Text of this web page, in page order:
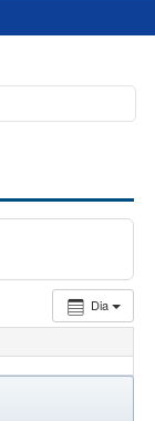
Dia